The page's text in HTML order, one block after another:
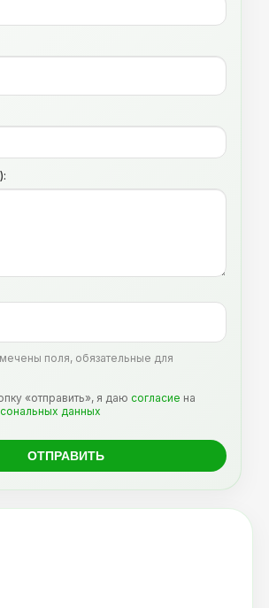
поля, обязательные для
«отправить», я даю согласие на
данных